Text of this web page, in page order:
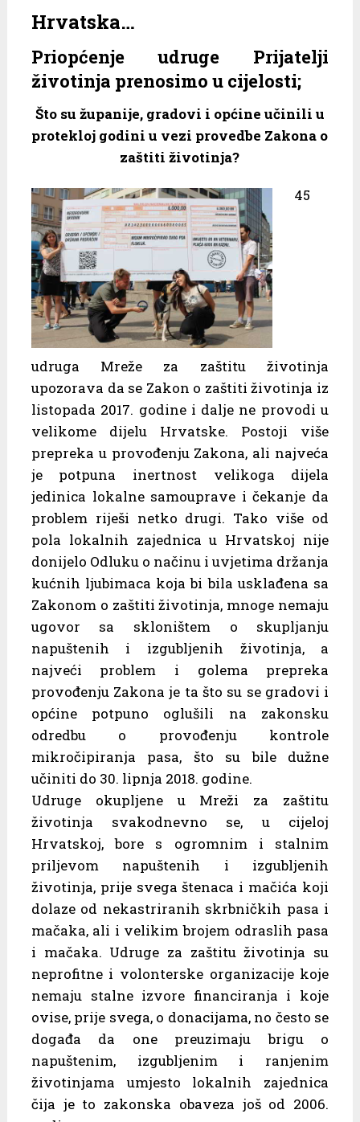
Hrvatska…
Priopćenje udruge Prijatelji
životinja prenosimo u cijelosti;
Što su županije, gradovi i općine učinili u
protekloj godini u vezi provedbe Zakona o
zaštiti životinja?
45
udruga Mreže za zaštitu životinja
upozorava da se Zakon o zaštiti životinja iz
listopada 2017. godine i dalje ne provodi u
velikome dijelu Hrvatske. Postoji više
prepreka u provođenju Zakona, ali najveća
je potpuna inertnost velikoga dijela
jedinica lokalne samouprave i čekanje da
problem riješi netko drugi. Tako više od
pola lokalnih zajednica u Hrvatskoj nije
donijelo Odluku o načinu i uvjetima držanja
kućnih ljubimaca koja bi bila usklađena sa
Zakonom o zaštiti životinja, mnoge nemaju
ugovor sa skloništem o skupljanju
napuštenih i izgubljenih životinja, a
najveći problem i golema prepreka
provođenju Zakona je ta što su se gradovi i
općine potpuno oglušili na zakonsku
odredbu o provođenju kontrole
mikročipiranja pasa, što su bile dužne
učiniti do 30. lipnja 2018. godine.
Udruge okupljene u Mreži za zaštitu
životinja svakodnevno se, u cijeloj
Hrvatskoj, bore s ogromnim i stalnim
priljevom napuštenih i izgubljenih
životinja, prije svega štenaca i mačića koji
dolaze od nekastriranih skrbničkih pasa i
mačaka, ali i velikim brojem odraslih pasa
i mačaka. Udruge za zaštitu životinja su
neprofitne i volonterske organizacije koje
nemaju stalne izvore financiranja i koje
ovise, prije svega, o donacijama, no često se
događa da one preuzimaju brigu o
napuštenim, izgubljenim i ranjenim
životinjama umjesto lokalnih zajednica
čija je to zakonska obaveza još od 2006.